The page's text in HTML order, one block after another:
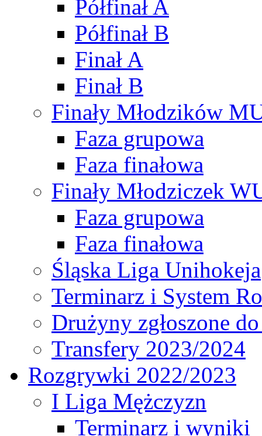
Półfinał A
Półfinał B
Finał A
Finał B
Finały Młodzików
Faza grupowa
Faza finałowa
Finały Młodziczek
Faza grupowa
Faza finałowa
Śląska Liga Unihokeja
Terminarz i System
Drużyny zgłoszone
Transfery 2023/2024
Rozgrywki 2022/2023
I Liga Mężczyzn
Terminarz i wyniki